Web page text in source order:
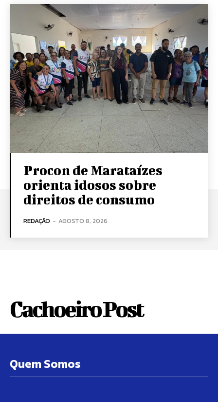
Procon de Marataízes
orienta idosos sobre
direitos de consumo
REDAÇÃO - AGOSTO 8, 2026
Cachoeiro Post
Quem Somos